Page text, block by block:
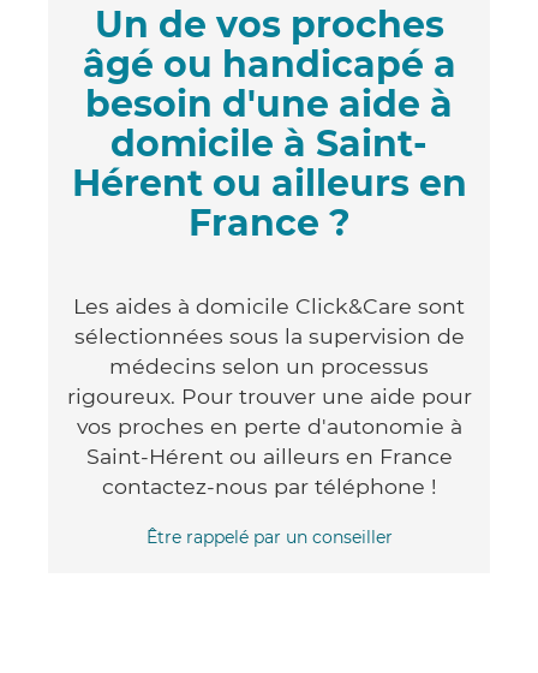
Un de vos proches
âgé ou handicapé a
besoin d'une aide à
domicile à Saint-
Hérent ou ailleurs en
France ?
Les aides à domicile Click&Care sont
sélectionnées sous la supervision de
médecins selon un processus
rigoureux. Pour trouver une aide pour
vos proches en perte d'autonomie à
Saint-Hérent ou ailleurs en France
contactez-nous par téléphone !
Être rappelé par un conseiller